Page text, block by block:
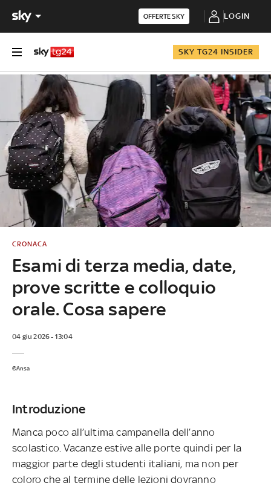
OFFERTE SKY LOGIN
SKY TG24 INSIDER
Esami di terza media, date,
prove scritte e colloquio
orale. Cosa sapere
CRONACA
04 giu 2026 - 13:04
©Ansa
Introduzione
Manca poco all’ultima campanella dell’anno
scolastico. Vacanze estive alle porte quindi per la
maggior parte degli studenti italiani, ma non per
coloro che al termine delle lezioni dovranno